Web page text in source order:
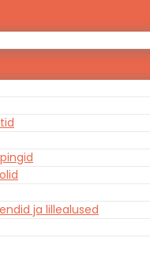
ja lillealused